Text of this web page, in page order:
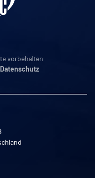
vorbehalten
Datenschutz